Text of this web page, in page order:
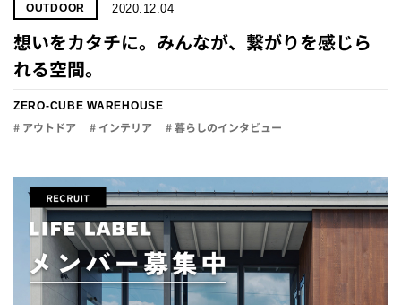
OUTDOOR 2020.12.04
想いをカタチに。みんなが、繋がりを感じら
れる空間。
ZERO-CUBE WAREHOUSE
# アウトドア # インテリア # 暮らしのインタビュー